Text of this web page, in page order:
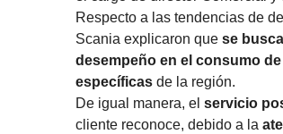
Respecto a las tendencias de
Scania explicaron que se
desempeño en el consumo
específicas de la región.
De igual manera, el servicio
cliente reconoce, debido a la